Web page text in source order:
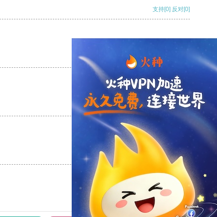
支持[0] 反对[0]
支持
支持[0] 反对[0]
支持[0] 反对[0]